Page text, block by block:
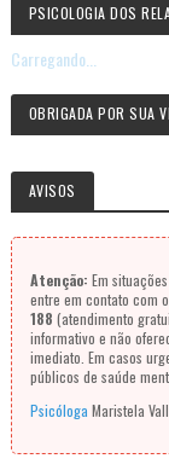
PSICOLOGIA DOS
Carregando...
OBRIGADA POR SUA
AVISOS
Atenção: Em
entre em contato com o
188 (atendimento
informativo e não
imediato. Em casos
públicos de saúde
Psicóloga Maristela